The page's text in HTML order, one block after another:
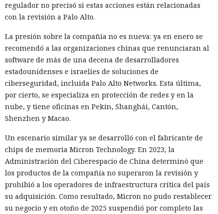
regulador no precisó si estas acciones están relacionadas
con la revisión a Palo Alto.
La presión sobre la compañía no es nueva: ya en enero se
recomendó a las organizaciones chinas que renunciaran al
software de más de una decena de desarrolladores
estadounidenses e israelíes de soluciones de
ciberseguridad, incluida Palo Alto Networks. Esta última,
por cierto, se especializa en protección de redes y en la
nube, y tiene oficinas en Pekín, Shanghái, Cantón,
Shenzhen y Macao.
Un escenario similar ya se desarrolló con el fabricante de
chips de memoria Micron Technology. En 2023, la
Administración del Ciberespacio de China determinó que
los productos de la compañía no superaron la revisión y
prohibió a los operadores de infraestructura crítica del país
su adquisición. Como resultado, Micron no pudo restablecer
su negocio y en otoño de 2025 suspendió por completo las